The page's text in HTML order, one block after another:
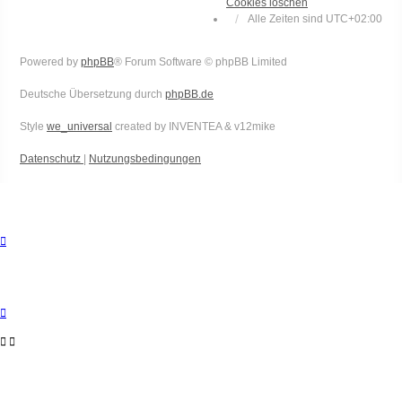
Cookies löschen
Alle Zeiten sind UTC+02:00
Powered by phpBB® Forum Software © phpBB Limited
Deutsche Übersetzung durch phpBB.de
Style we_universal created by INVENTEA & v12mike
Datenschutz Nutzungsbedingungen